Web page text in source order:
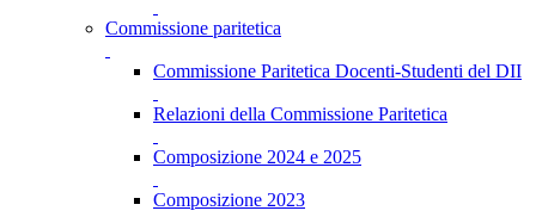
Commissione paritetica
Commissione Paritetica Docenti-Studenti del DII
Relazioni della Commissione Paritetica
Composizione 2024 e 2025
Composizione 2023